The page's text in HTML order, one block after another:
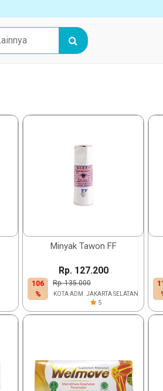
Minyak Tawon FF
Rp. 127.200
106
%
Rp. 135.000
KOTA ADM. JAKARTA SELATAN
5